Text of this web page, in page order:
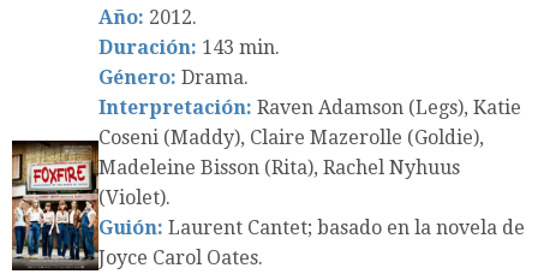
Año: 2012.
Duración: 143 min.
Género: Drama.
Interpretación: Raven Adamson (Legs), Katie
Coseni (Maddy), Claire Mazerolle (Goldie),
Madeleine Bisson (Rita), Rachel Nyhuus
(Violet).
Guión: Laurent Cantet; basado en la novela de
Joyce Carol Oates.